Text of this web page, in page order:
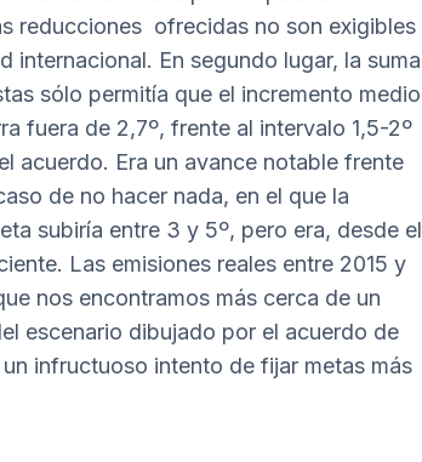
reducciones ofrecidas no son exigibles
internacional. En segundo lugar, la suma
sólo permitía que el incremento medio
fuera de 2,7º, frente al intervalo 1,5-2º
acuerdo. Era un avance notable frente
de no hacer nada, en el que la
subiría entre 3 y 5º, pero era, desde el
Las emisiones reales entre 2015 y
nos encontramos más cerca de un
escenario dibujado por el acuerdo de
infructuoso intento de fijar metas más